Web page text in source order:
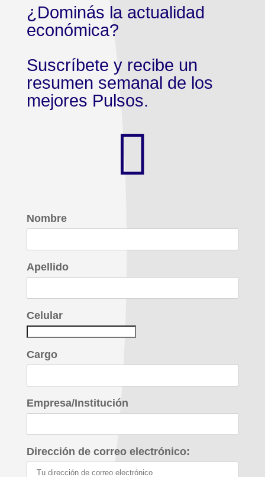
¿Dominás la actualidad
económica?
Suscríbete y recibe un
resumen semanal de los
mejores Pulsos.

Nombre
Apellido
Celular
Cargo
Empresa/Institución
Dirección de correo electrónico: